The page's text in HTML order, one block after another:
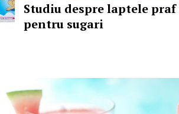
Studiu despre laptele
pentru sugari